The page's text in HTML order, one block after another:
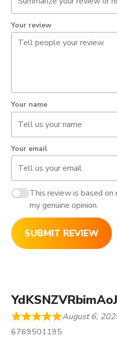
Your review
Your name
Your email
This review is based on
my genuine opinion.
SUBMIT REVIEW
August 6,
6769501195